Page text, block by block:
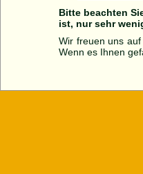
Bitte beachten
ist, nur sehr
Wir freuen uns
Wenn es Ihnen